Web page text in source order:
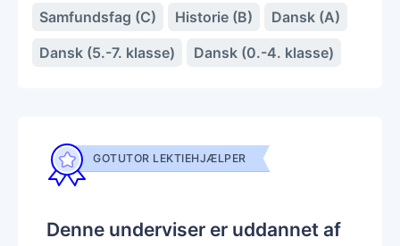
Samfundsfag (C)
Historie (B)
Dansk (A)
Dansk (5.-7. klasse)
Dansk (0.-4. klasse)
GOTUTOR LEKTIEHJÆLPER
Denne underviser er uddannet af